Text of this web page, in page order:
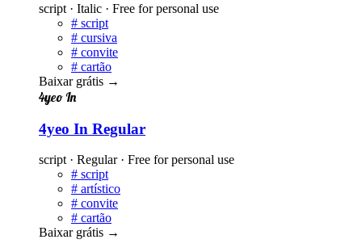
script · Italic · Free for personal use
# script
# cursiva
# convite
# cartão
Baixar grátis →
4yeo In
4yeo In Regular
script · Regular · Free for personal use
# script
# artístico
# convite
# cartão
Baixar grátis →